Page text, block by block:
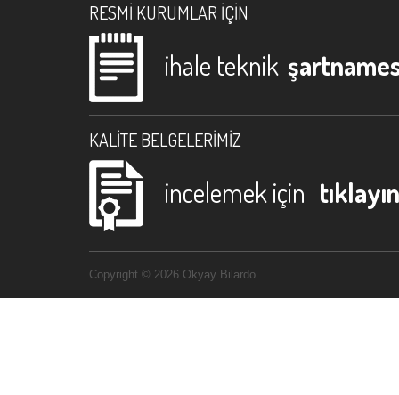
RESMI KURUMLAR İÇIN
ihale teknik
KALITE BELGELERIMIZ
incelemek için
Copyright © 2026 Okyay Bilardo